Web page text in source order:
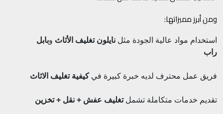
ومن أبرز مميزاتها:
استخدام مواد عالية الجودة مثل نايلون تغليف الأثاث وبابل
راب
فريق عمل محترف لديه خبرة كبيرة فيكيفية تغليف الاثاث
تقديم خدمات متكاملة تشملتغليف عفش + نقل + تخزين